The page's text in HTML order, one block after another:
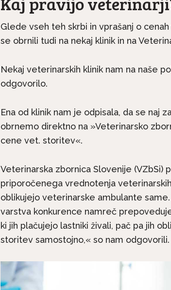
Glede vseh teh skrbi in vprašanj o
se obrnili tudi na nekaj klinik in na
Nekaj veterinarskih klinik nam na naše
odgovorilo.
Ena od klinik nam je odpisala, da se naj
obrnemo direktno na »Veterinarsko
cene vet. storitev«.
Veterinarska zbornica Slovenije (VZbSi)
priporočenega vrednotenja
oblikujejo veterinarske ambulante
varstva konkurence namreč
ki jih plačujejo lastniki živali, pač pa jih
storitev samostojno,« so nam odgovorili.